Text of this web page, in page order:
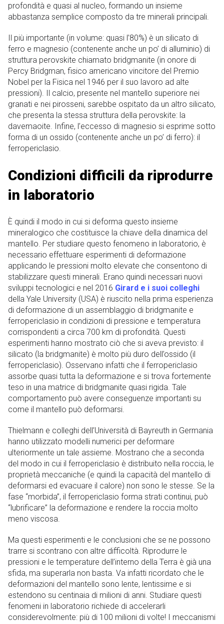
profondità e quasi al nucleo, formando un insieme
abbastanza semplice composto da tre minerali principali.
Il più importante (in volume: quasi l’80%) è un silicato di
ferro e magnesio (contenente anche un po’ di alluminio) di
struttura perovskite chiamato bridgmanite (in onore di
Percy Bridgman, fisico americano vincitore del Premio
Nobel per la Fisica nel 1946 per il suo lavoro ad alte
pressioni). Il calcio, presente nel mantello superiore nei
granati e nei pirosseni, sarebbe ospitato da un altro silicato,
che presenta la stessa struttura della perovskite: la
davemaoite. Infine, l’eccesso di magnesio si esprime sotto
forma di un ossido (contenente anche un po’ di ferro): il
ferropericlasio.
Condizioni difficili da riprodurre
in laboratorio
È quindi il modo in cui si deforma questo insieme
mineralogico che costituisce la chiave della dinamica del
mantello. Per studiare questo fenomeno in laboratorio, è
necessario effettuare esperimenti di deformazione
applicando le pressioni molto elevate che consentono di
stabilizzare questi minerali. Erano quindi necessari nuovi
sviluppi tecnologici e nel 2016 Girard e i suoi colleghi
della Yale University (USA) è riuscito nella prima esperienza
di deformazione di un assemblaggio di bridgmanite e
ferropericlasio in condizioni di pressione e temperatura
corrispondenti a circa 700 km di profondità. Questi
esperimenti hanno mostrato ciò che si aveva previsto: il
silicato (la bridgmanite) è molto più duro dell’ossido (il
ferropericlasio). Osservano infatti che il ferropericlasio
assorbe quasi tutta la deformazione e si trova fortemente
teso in una matrice di bridgmanite quasi rigida. Tale
comportamento può avere conseguenze importanti su
come il mantello può deformarsi.
Thielmann e colleghi dell’Università di Bayreuth in Germania
hanno utilizzato modelli numerici per deformare
ulteriormente un tale assieme. Mostrano che a seconda
del modo in cui il ferropericlasio è distribuito nella roccia, le
proprietà meccaniche (e quindi la capacità del mantello di
deformarsi ed evacuare il calore) non sono le stesse. Se la
fase “morbida”, il ferropericlasio forma strati continui, può
“lubrificare” la deformazione e rendere la roccia molto
meno viscosa.
Ma questi esperimenti e le conclusioni che se ne possono
trarre si scontrano con altre difficoltà. Riprodurre le
pressioni e le temperature dell’interno della Terra è già una
sfida, ma superarla non basta. Va infatti ricordato che le
deformazioni del mantello sono lente, lentissime e si
estendono su centinaia di milioni di anni. Studiare questi
fenomeni in laboratorio richiede di accelerarli
considerevolmente: più di 100 milioni di volte! I meccanismi